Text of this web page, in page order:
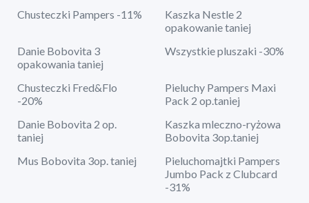
Chusteczki Pampers -11%
Kaszka Nestle 2
opakowanie taniej
Danie Bobovita 3
opakowania taniej
Wszystkie pluszaki -30%
Chusteczki Fred&Flo
-20%
Pieluchy Pampers Maxi
Pack 2 op.taniej
Danie Bobovita 2 op.
taniej
Kaszka mleczno-ryżowa
Bobovita 3op.taniej
Mus Bobovita 3op. taniej
Pieluchomajtki Pampers
Jumbo Pack z Clubcard
-31%